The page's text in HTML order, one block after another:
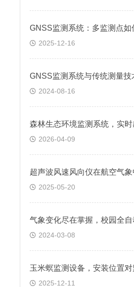
2025-12-16
2024-08-16
2026-04-09
2025-05-20
2024-03-08
2025-12-11